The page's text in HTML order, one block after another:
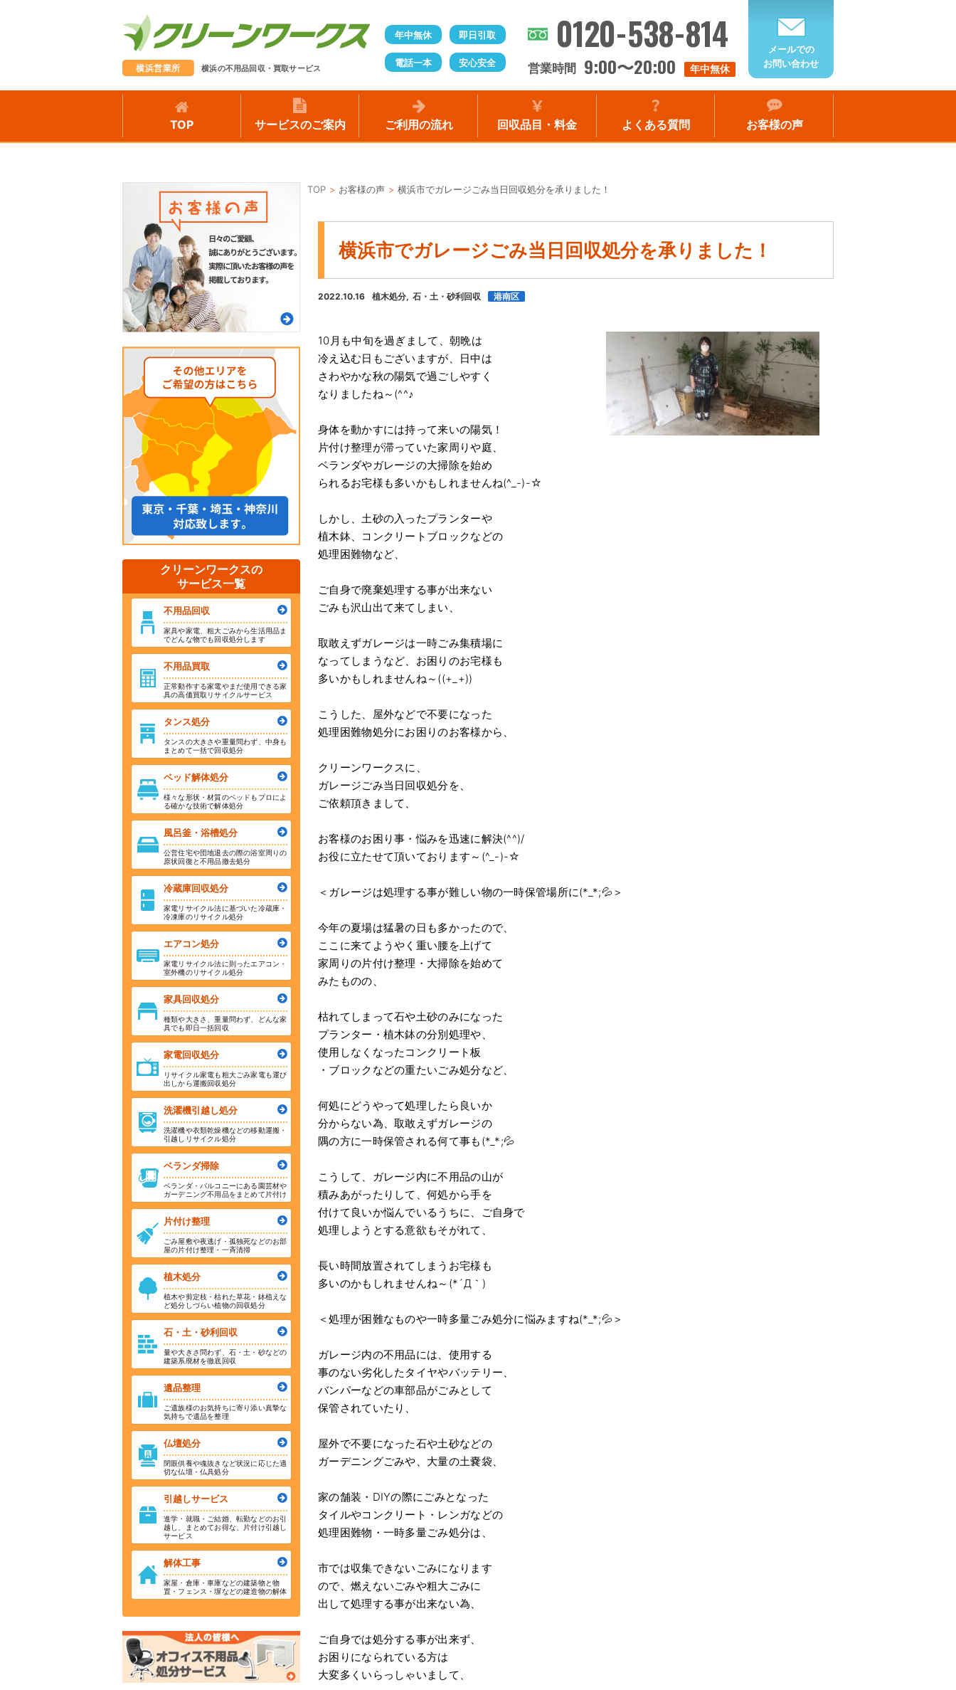
横浜営業所 横浜の不用品回収・買取サービス
年中無休 即日引取
電話一本 安心安全
0120-538-814
営業時間 9:00〜20:00 年中無休
メールでの
お問い合わせ
TOP サービスのご案内 ご利用の流れ 回収品目・料金 よくある質問 お客様の声
TOP お客様の声 横浜市でガレージごみ当日回収処分を承りました！
横浜市でガレージごみ当日回収処分を承りました！
2022.10.16 植木処分 石・土・砂利回収 港南区
10月も中旬を過ぎまして、朝晩は
冷え込む日もございますが、日中は
さわやかな秋の陽気で過ごしやすく
なりましたね～(^^♪
身体を動かすには持って来いの陽気！
片付け整理が滞っていた家周りや庭、
ベランダやガレージの大掃除を始め
られるお宅様も多いかもしれませんね(^_-)-☆
しかし、土砂の入ったプランターや
植木鉢、コンクリートブロックなどの
処理困難物など、
ご自身で廃棄処理する事が出来ない
ごみも沢山出て来てしまい、
取敢えずガレージは一時ごみ集積場に
なってしまうなど、お困りのお宅様も
多いかもしれませんね～((+_+))
こうした、屋外などで不要になった
処理困難物処分にお困りのお客様から、
クリーンワークスに、
ガレージごみ当日回収処分を、
ご依頼頂きまして、
お客様のお困り事・悩みを迅速に解決(^^)/
お役に立たせて頂いております～(^_-)-☆
＜ガレージは処理する事が難しい物の一時保管場所に(*_*;💦＞
今年の夏場は猛暑の日も多かったので、
ここに来てようやく重い腰を上げて
家周りの片付け整理・大掃除を始めて
みたものの、
枯れてしまって石や土砂のみになった
プランター・植木鉢の分別処理や、
使用しなくなったコンクリート板
・ブロックなどの重たいごみ処分など、
何処にどうやって処理したら良いか
分からない為、取敢えずガレージの
隅の方に一時保管される何て事も(*_*;💦
こうして、ガレージ内に不用品の山が
積みあがったりして、何処から手を
付けて良いか悩んでいるうちに、ご自身で
処理しようとする意欲もそがれて、
長い時間放置されてしまうお宅様も
多いのかもしれませんね～(*´Д｀)
＜処理が困難なものや一時多量ごみ処分に悩みますね(*_*;💦＞
ガレージ内の不用品には、使用する
事のない劣化したタイヤやバッテリー、
バンパーなどの車部品がごみとして
保管されていたり、
屋外で不要になった石や土砂などの
ガーデニングごみや、大量の土嚢袋、
家の舗装・DIYの際にごみとなった
タイルやコンクリート・レンガなどの
処理困難物・一時多量ごみ処分は、
市では収集できないごみになります
ので、燃えないごみや粗大ごみに
出して処理する事が出来ない為、
ご自身では処分する事が出来ず、
お困りになられている方は
大変多くいらっしゃいまして、
クリーンワークスの
サービス一覧
不用品回収
家具や家電、粗大ごみから生活用品ま
でどんな物でも回収処分します
不用品買取
正常動作する家電やまだ使用できる家
具の高価買取リサイクルサービス
タンス処分
タンスの大きさや重量問わず、中身も
まとめて一括で回収処分
ベッド解体処分
様々な形状・材質のベッドもプロによ
る確かな技術で解体処分
風呂釜・浴槽処分
公営住宅や団地退去の際の浴室周りの
原状回復と不用品撤去処分
冷蔵庫回収処分
家電リサイクル法に基づいた冷蔵庫・
冷凍庫のリサイクル処分
エアコン処分
家電リサイクル法に則ったエアコン・
室外機のリサイクル処分
家具回収処分
種類や大きさ、重量問わず、どんな家
具でも即日一括回収
家電回収処分
リサイクル家電も粗大ごみ家電も運び
出しから運搬回収処分
洗濯機引越し処分
洗濯機や衣類乾燥機などの移動運搬・
引越しリサイクル処分
ベランダ掃除
ベランダ・バルコニーにある園芸材や
ガーデニング不用品をまとめて片付け
片付け整理
ごみ屋敷や夜逃げ・孤独死などのお部
屋の片付け整理・一斉清掃
植木処分
植木や剪定枝・枯れた草花・鉢植えな
ど処分しづらい植物の回収処分
石・土・砂利回収
量や大きさ問わず、石・土・砂などの
建築系廃材を徹底回収
遺品整理
ご遺族様のお気持ちに寄り添い真摯な
気持ちで遺品を整理
仏壇処分
閉眼供養や魂抜きなど状況に応じた適
切な仏壇・仏具処分
引越しサービス
進学・就職・ご結婚、転勤などのお引
越し、まとめてお得な、片付け引越し
サービス
解体工事
家屋・倉庫・車庫などの建築物と物
置・フェンス・塀などの建造物の解体